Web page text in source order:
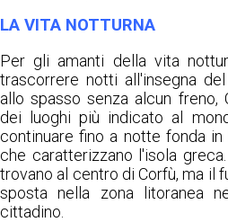
LA VITA NOTTURNA
Per gli amanti della vita
trascorrere notti all'insegna
allo spasso senza alcun freno,
dei luoghi più indicato al
continuare fino a notte fonda
che caratterizzano l'isola
trovano al centro di Corfù, ma il
sposta nella zona litoranea
cittadino.